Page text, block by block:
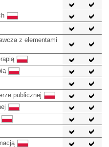
z elementami
publicznej